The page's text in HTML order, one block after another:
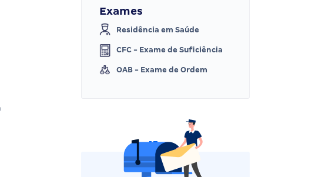
Exames
Residência em Saúde
CFC - Exame de Suficiência
OAB - Exame de Ordem